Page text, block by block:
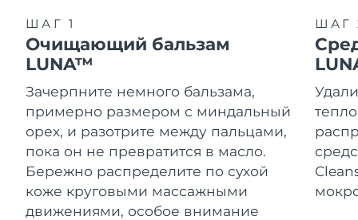
ШАГ 1
Очищающий бальзам
LUNA™
Зачерпните немного бальзама,
примерно размером с миндальный
орех, и разотрите между пальцами,
пока он не превратится в масло.
Бережно распределите по сухой
коже круговыми массажными
движениями, особое внимание
ШАГ